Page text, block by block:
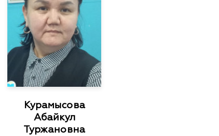
Курамысова
Абайкул
Туржановна